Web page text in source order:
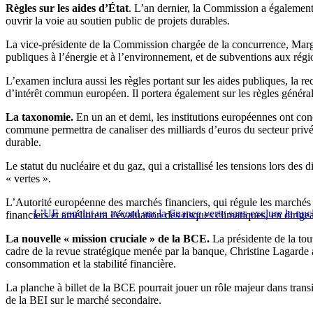
Règles sur les aides d’État. L’an dernier, la Commission a
ouvrir la voie au soutien public de projets durables.
La vice-présidente de la Commission chargée de la concurrence,
publiques à l’énergie et à l’environnement, et de subventions aux
L’examen inclura aussi les règles portant sur les aides publiques, la
d’intérêt commun européen. Il portera également sur les règles
La taxonomie. En un an et demi, les institutions européennes ont
commune permettra de canaliser des milliards d’euros du secteur
durable.
Le statut du nucléaire et du gaz, qui a cristallisé les tensions lors des
« vertes ».
L’UE conclut un accord sur la finance verte sans exclure le
L’Autorité européenne des marchés financiers, qui régule les
financiers et améliorera l’évaluation des risques climatiques, en
La nouvelle « mission cruciale » de la BCE. La présidente de la
cadre de la revue stratégique menée par la banque, Christine
consommation et la stabilité financière.
La planche à billet de la BCE pourrait jouer un rôle majeur dans
de la BEI sur le marché secondaire.